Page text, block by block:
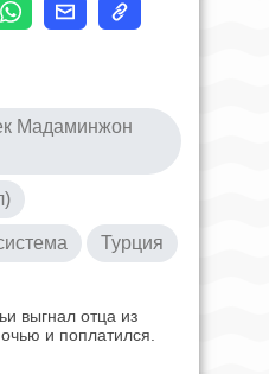
Мадаминжон
Турция
выгнал отца из
и поплатился.